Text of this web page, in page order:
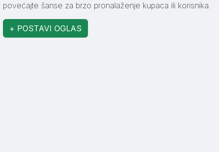
povećajte šanse za brzo pronalaženje kupaca ili korisnika.
+ POSTAVI OGLAS